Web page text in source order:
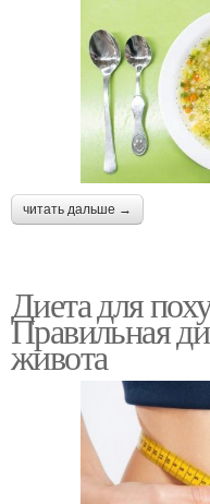
читать дальше →
Диета для
Правильная
живота